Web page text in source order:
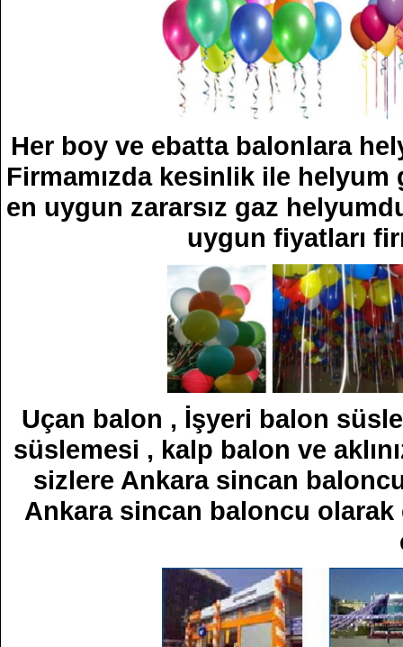
Her boy ve ebatta balonlara
Firmamızda kesinlik ile helyum
en uygun zararsız gaz
uygun fiyatları
Uçan balon , İşyeri balon
süslemesi , kalp balon ve
sizlere Ankara sincan
Ankara sincan baloncu